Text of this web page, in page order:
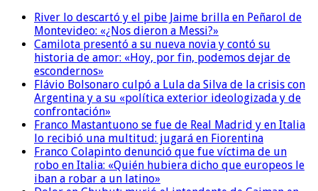
River lo descartó y el pibe Jaime brilla en Peñarol de
Montevideo: «¿Nos dieron a Messi?»
Camilota presentó a su nueva novia y contó su
historia de amor: «Hoy, por fin, podemos dejar de
escondernos»
Flávio Bolsonaro culpó a Lula da Silva de la crisis con
Argentina y a su «política exterior ideologizada y de
confrontación»
Franco Mastantuono se fue de Real Madrid y en Italia
lo recibió una multitud: jugará en Fiorentina
Franco Colapinto denunció que fue víctima de un
robo en Italia: «Quién hubiera dicho que europeos le
iban a robar a un latino»